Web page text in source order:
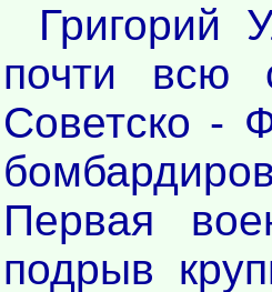
Григорий
почти всю
Советско -
Первая
подрыв